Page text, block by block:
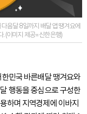
음달 8일까지 배달 앱 땡겨요에
. (이미지 제공=신한은행)
민국 바른배달 땡겨요와
행동을 중심으로 구성한
하며 지역경제에 이바지